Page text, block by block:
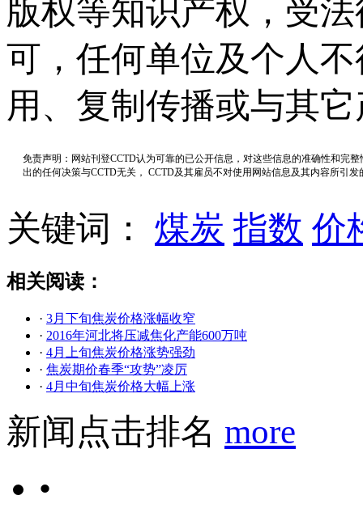
版权等知识产权，受
可，任何单位及个人
用、复制传播或与其
免责声明：网站刊登CCTD认为可靠的已公开信息，对这些信息的准确性和完
出的任何决策与CCTD无关， CCTD及其雇员不对使用网站信息及其内容所引
关键词： 煤炭 指数 价
相关阅读：
· 3月下旬焦炭价格涨幅收窄
· 2016年河北将压减焦化产能600万吨
· 4月上旬焦炭价格涨势强劲
· 焦炭期价春季“攻势”凌厉
· 4月中旬焦炭价格大幅上涨
新闻点击排名 more
•